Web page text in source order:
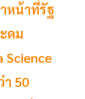
หน้าที่รัฐ
ดม
Science
า 50